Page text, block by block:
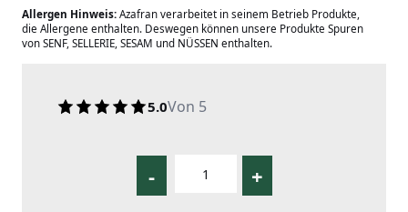
Allergen Hinweis: Azafran verarbeitet in seinem Betrieb Produkte,
die Allergene enthalten. Deswegen können unsere Produkte Spuren
von SENF, SELLERIE, SESAM und NÜSSEN enthalten.
5.0Von 5
- +